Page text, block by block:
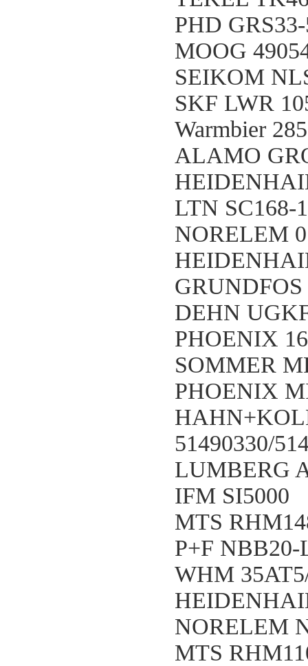
PHD
MOOG
SEIKOM
SKF LWR
Warmbier
ALAMO
LTN SC168-
NORELEM
DEHN
PHOENIX
SOMMER
PHOENIX
51490330/
LUMBERG
IFM SI5000
MTS
P+F NBB20-
WHM
NORELEM
MTS